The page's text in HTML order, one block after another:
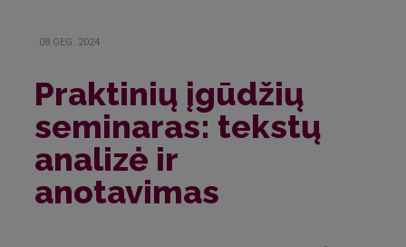
08.GEG..2024
Praktinių įgūdžių
seminaras: tekstų
analizė ir
anotavimas